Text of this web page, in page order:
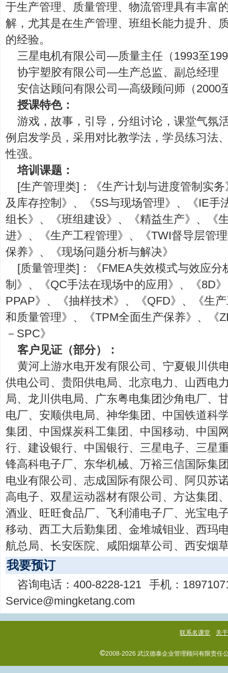
于生产管理、质量管理、物流管理具有丰富
解，尤其是在生产管理、班组长能力提升、
的经验。
三星电机有限公司—质量主任（1993至
协宇塑胶有限公司—生产总监、副总经理
安信达顾问有限公司—高级顾问师（2000
授课特色：
游戏，故事，引导，分组讨论，课堂气氛
例启发学员，采用对比教学法，学员练习法
性强。
培训课题：
[生产管理类]：《生产计划与进度管制实
及库存控制》、《5S与现场管理》、《IE手
组长》、《班组建设》、《精益生产》、《
进》、《生产工程管理》、《TWI督导层管
保养》、《现场问题分析与解决》
[质量管理类]：《FMEA失效模式与效应
制》、《QC手法在现场中的应用》、《8D
PPAP》、《抽样技术》、《QFD》、《生
和质量管理》、《TPM全面生产保养》、《
－SPC》
客户见证（部分）：
黄河上游水电开发有限公司、宁夏银川供
供电公司、贵阳供电局、北京电力、山西电
局、龙川供电局、广东粤电集团沙角电厂、
电厂、安顺供电局、神华集团、中国铁道科
集团、中国煤炭科工集团、中国移动、中国
行、建设银行、中国银行、三星电子、三星
锋高科电子厂、东华机械、万裕三信国际集
电业有限公司、志成国际有限公司、阿贝苏
高电子、双星运动器材有限公司、方达集团
酒业、旺旺食品厂、飞利浦电子厂、光宝电
移动、西工大后勤集团、金堆城钼业、西玛
航总局、长安医院、咸阳烟草公司、西安烟
我要预订
咨询电话：400-8228-121 手机：
Service@mingketang.com
联系名课堂 关
©2008-2026 武汉德泰企业管理顾问有限责任